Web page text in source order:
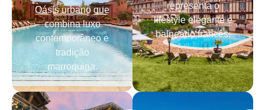
Oásis urbano que
combina luxo
contemporâneo e
tradição
marroquina.
representa o
lifestyle elegante e
balneário francês.